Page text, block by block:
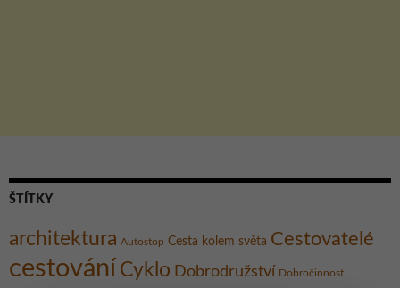
ŠTÍTKY
architektura Autostop Cesta kolem světa Cestovatelé
cestování Cyklo Dobrodružství Dobročinnost